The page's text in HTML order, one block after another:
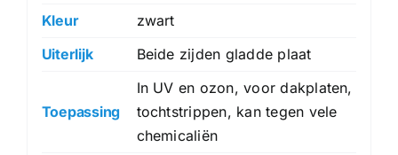
Kleur
zwart
Uiterlijk
Beide zijden gladde plaat
Toepassing
In UV en ozon, voor dakplaten,
tochtstrippen, kan tegen vele
chemicaliën